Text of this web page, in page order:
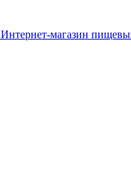
Интернет-магазин